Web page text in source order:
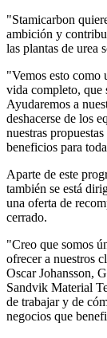
"Stamicarbon
ambición y
las plantas de urea
"Vemos esto como
vida completo, que
Ayudaremos a
deshacerse de los
nuestras
beneficios para
Aparte de este
también se está
una oferta de
cerrado.
"Creo que somos
ofrecer a nuestros
Oscar Johansson,
Sandvik Material
de trabajar y de
negocios que